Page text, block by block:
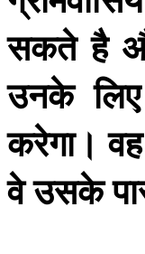
सकते है
उनके लिए
करेगा। वह
वेउसके